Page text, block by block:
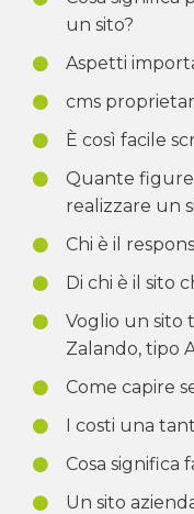
un sito?
Aspetti
cms
È così facile
Quante figure
realizzare un
Chi è il
Di chi è il sito
Voglio un sito
Zalando, tipo
Come capire
I costi una
Cosa significa
Un sito